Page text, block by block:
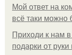
Мой ответ на
всё таки можно
Приходи к нам
подарки от руки